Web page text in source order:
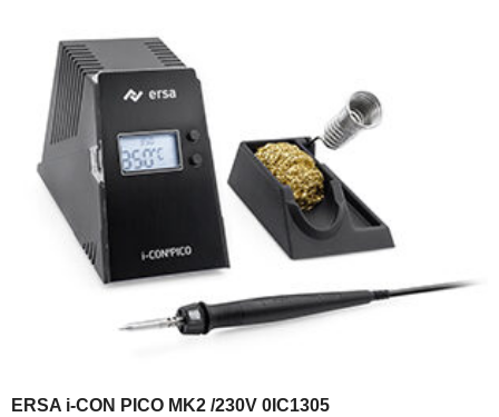
ERSA i-CON PICO MK2 /230V 0IC1305